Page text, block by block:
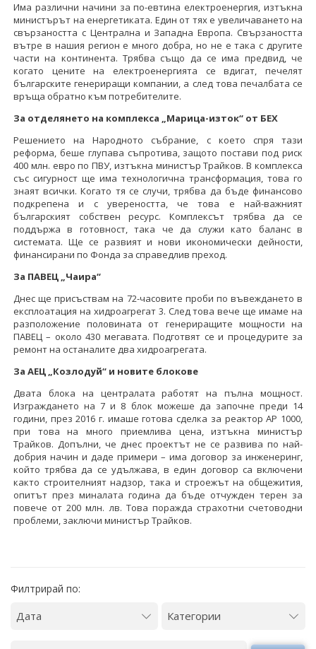
Има различни начини за по-евтина електроенергия, изтъкна
министърът на енергетиката. Един от тях е увеличаването на
свързаността с Централна и Западна Европа. Свързаността
вътре в нашия регион е много добра, но не е така с другите
части на континента. Трябва също да се има предвид, че
когато цените на електроенергията се вдигат, печелят
българските генериращи компании, а след това печалбата се
връща обратно към потребителите.
За отделянето на комплекса „Марица-изток“ от БЕХ
Решението на Народното събрание, с което спря тази
реформа, беше глупава съпротива, защото постави под риск
400 млн. евро по ПВУ, изтъкна министър Трайков. В комплекса
със сигурност ще има технологична трансформация, това го
знаят всички. Когато тя се случи, трябва да бъде финансово
подкрепена и с увереността, че това е най-важният
българският собствен ресурс. Комплексът трябва да се
поддържа в готовност, така че да служи като баланс в
системата. Ще се развият и нови икономически дейности,
финансирани по Фонда за справедлив преход.
За ПАВЕЦ „Чаира“
Днес ще присъствам на 72-часовите проби по въвеждането в
експлоатация на хидроагрегат 3. След това вече ще имаме на
разположение половината от генериращите мощности на
ПАВЕЦ – около 430 мегавата. Подготвят се и процедурите за
ремонт на останалите два хидроагрегата.
За АЕЦ „Козлодуй“ и новите блокове
Двата блока на централата работят на пълна мощност.
Изграждането на 7 и 8 блок можеше да започне преди 14
години, през 2016 г. имаше готова сделка за реактор АР 1000,
при това на много приемлива цена, изтъкна министър
Трайков. Допълни, че днес проектът не се развива по най-
добрия начин и даде примери – има договор за инженеринг,
който трябва да се удължава, в един договор са включени
както строителният надзор, така и строежът на общежития,
опитът през миналата година да бъде отчужден терен за
повече от 200 млн. лв. Това поражда страхотни счетоводни
проблеми, заключи министър Трайков.
Филтрирай по: